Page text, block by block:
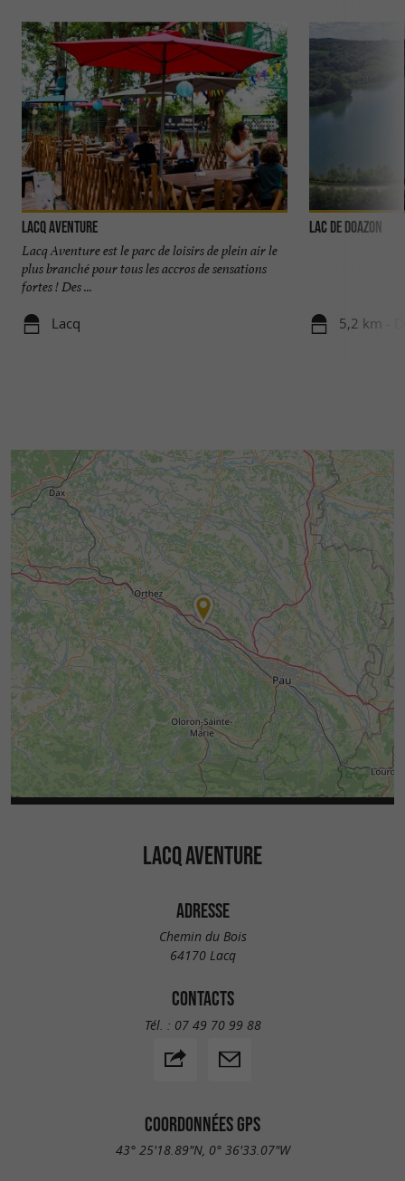
Lacq Aventure
Lacq Aventure est le parc de loisirs de plein air le
plus branché pour tous les accros de sensations
fortes ! Des ...
Lacq
Lac de Doazon
5,2 km -
LACQ AVENTURE
ADRESSE
Chemin du Bois
64170 Lacq
CONTACTS
Tél. : 07 49 70 99 88
COORDONNÉES GPS
43° 25'18.89"N, 0° 36'33.07"W